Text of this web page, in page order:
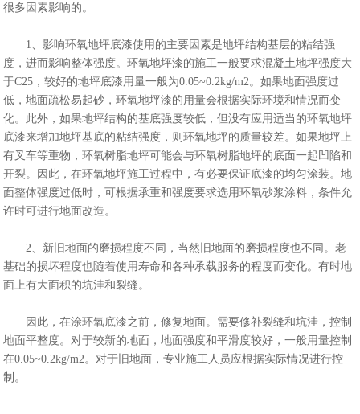
很多因素影响的。
1、影响环氧地坪底漆使用的主要因素是地坪结构基层的粘结强
度，进而影响整体强度。环氧地坪漆的施工一般要求混凝土地坪强度大
于C25，较好的地坪底漆用量一般为0.05~0.2kg/m2。如果地面强度过
低，地面疏松易起砂，环氧地坪漆的用量会根据实际环境和情况而变
化。此外，如果地坪结构的基底强度较低，但没有应用适当的环氧地坪
底漆来增加地坪基底的粘结强度，则环氧地坪的质量较差。如果地坪上
有叉车等重物，环氧树脂地坪可能会与环氧树脂地坪的底面一起凹陷和
开裂。因此，在环氧地坪施工过程中，有必要保证底漆的均匀涂装。地
面整体强度过低时，可根据承重和强度要求选用环氧砂浆涂料，条件允
许时可进行地面改造。
2、新旧地面的磨损程度不同，当然旧地面的磨损程度也不同。老
基础的损坏程度也随着使用寿命和各种承载服务的程度而变化。有时地
面上有大面积的坑洼和裂缝。
因此，在涂环氧底漆之前，修复地面。需要修补裂缝和坑洼，控制
地面平整度。对于较新的地面，地面强度和平滑度较好，一般用量控制
在0.05~0.2kg/m2。对于旧地面，专业施工人员应根据实际情况进行控
制。